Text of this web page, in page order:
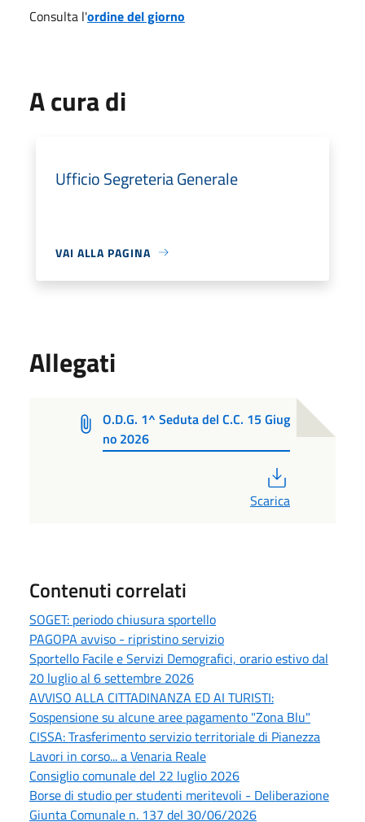
Consulta l'ordine del giorno
A cura di
Ufficio Segreteria Generale
VAI ALLA PAGINA
Allegati
O.D.G. 1^ Seduta del C.C. 15 Giug
no 2026
Scarica
Contenuti correlati
SOGET: periodo chiusura sportello
PAGOPA avviso - ripristino servizio
Sportello Facile e Servizi Demografici, orario estivo dal
20 luglio al 6 settembre 2026
AVVISO ALLA CITTADINANZA ED AI TURISTI:
Sospensione su alcune aree pagamento "Zona Blu"
CISSA: Trasferimento servizio territoriale di Pianezza
Lavori in corso... a Venaria Reale
Consiglio comunale del 22 luglio 2026
Borse di studio per studenti meritevoli - Deliberazione
Giunta Comunale n. 137 del 30/06/2026